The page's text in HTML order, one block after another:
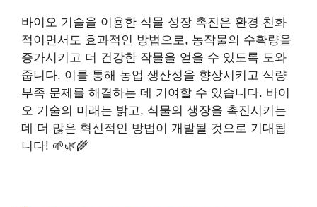
바이오 기술을 이용한 식물 성장 촉진은 환경 친화
적이면서도 효과적인 방법으로, 농작물의 수확량을
증가시키고 더 건강한 작물을 얻을 수 있도록 도와
줍니다. 이를 통해 농업 생산성을 향상시키고 식량
부족 문제를 해결하는 데 기여할 수 있습니다. 바이
오 기술의 미래는 밝고, 식물의 생장을 촉진시키는
데 더 많은 혁신적인 방법이 개발될 것으로 기대됩
니다! 🌱🌿🌾